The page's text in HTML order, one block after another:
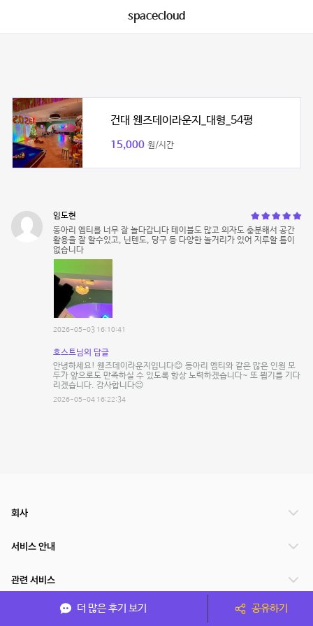
spacecloud
건대 웬즈데이라운지_대형_54평
15,000 원/시간
임도현
동아리 엠티를 너무 잘 놀다갑니다 테이블도 많고 의자도 충분해서 공간
활용을 잘 할수있고, 닌텐도, 당구 등 다양한 놀거리가 있어 지루할 틈이
없습니다
2026-05-03 16:10:41
호스트님의 답글
안녕하세요! 웬즈데이라운지입니다😊 동아리 엠티와 같은 많은 인원 모
두가 앞으로도 만족하실 수 있도록 항상 노력하겠습니다~ 또 뵙기를 기다
리겠습니다. 감사합니다😊
2026-05-04 16:22:34
더 많은 후기 보기 공유하기
회사
서비스 안내
관련 서비스